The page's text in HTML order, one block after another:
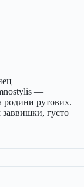
—
родини рутових.
густо